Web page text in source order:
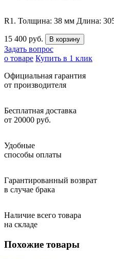
R1. Толщина: 38 мм Длина:
15 400 руб.
Задать вопрос
о товаре Купить в 1 клик
Официальная гарантия
от производителя
Бесплатная доставка
от 20000 руб.
Удобные
способы оплаты
Гарантированный возврат
в случае брака
Наличие всего товара
на складе
Похожие товары